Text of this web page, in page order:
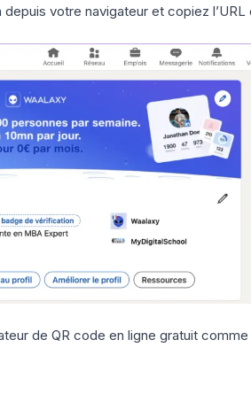
depuis votre navigateur et copiez
de QR code en ligne gratuit comme